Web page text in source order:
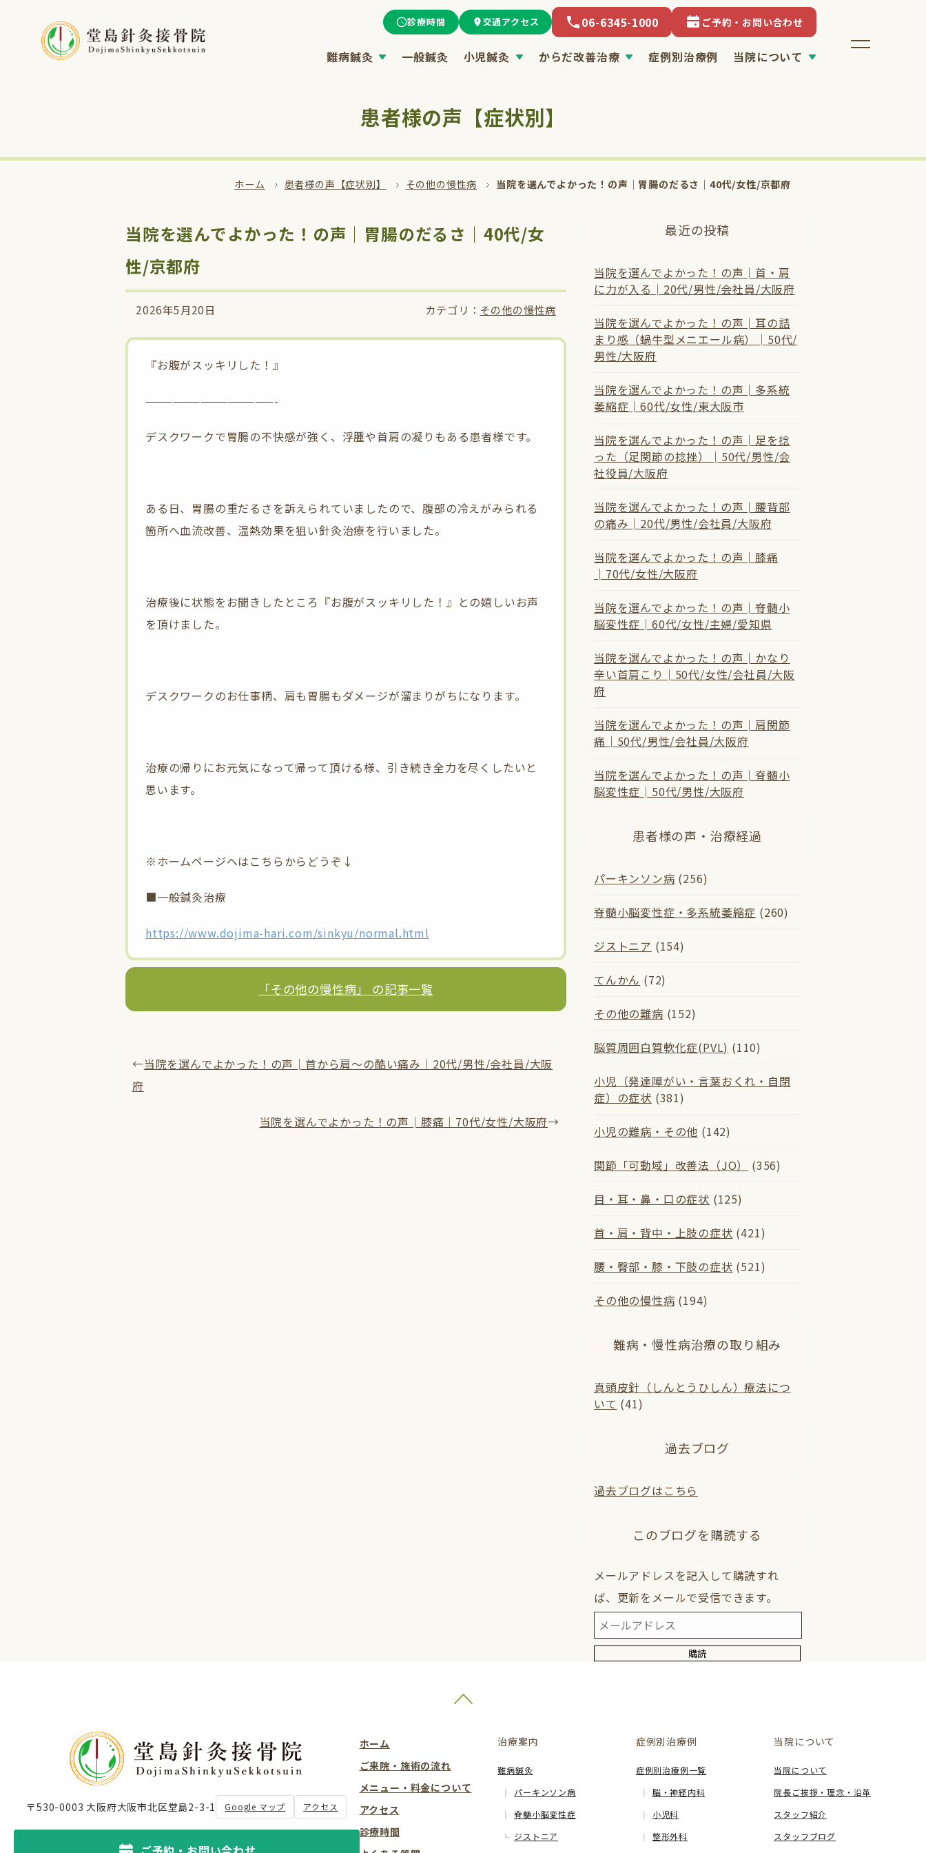
診療時間 交通アクセス 06-6345-1000 ご予約・お問い合わせ
難病鍼灸 一般鍼灸 小児鍼灸 からだ改善治療 症例別治療例 当院について
患者様の声【症状別】
ホーム 患者様の声【症状別】 その他の慢性病 当院を選んでよかった！の声│胃腸のだるさ｜40代/女性/京都府
当院を選んでよかった！の声│胃腸のだるさ｜40代/女
性/京都府
2026年5月20日 カテゴリ： その他の慢性病
『お腹がスッキリした！』
——————————————-
デスクワークで胃腸の不快感が強く、浮腫や首肩の凝りもある患者様です。
ある日、胃腸の重だるさを訴えられていましたので、腹部の冷えがみられる
箇所へ血流改善、温熱効果を狙い針灸治療を行いました。
治療後に状態をお聞きしたところ『お腹がスッキリした！』との嬉しいお声
を頂けました。
デスクワークのお仕事柄、肩も胃腸もダメージが溜まりがちになります。
治療の帰りにお元気になって帰って頂ける様、引き続き全力を尽くしたいと
思います。
※ホームページへはこちらからどうぞ↓
■一般鍼灸治療
https://www.dojima-hari.com/sinkyu/normal.html
「その他の慢性病」 の記事一覧
←当院を選んでよかった！の声│首から肩〜の酷い痛み｜20代/男性/会社員/大阪
府
当院を選んでよかった！の声│膝痛｜70代/女性/大阪府→
最近の投稿
当院を選んでよかった！の声│首・肩
に力が入る│20代/男性/会社員/大阪府
当院を選んでよかった！の声│耳の詰
まり感（蝸牛型メニエール病）│50代/
男性/大阪府
当院を選んでよかった！の声│多系統
萎縮症│60代/女性/東大阪市
当院を選んでよかった！の声│足を捻
った（足関節の捻挫）│50代/男性/会
社役員/大阪府
当院を選んでよかった！の声│腰背部
の痛み│20代/男性/会社員/大阪府
当院を選んでよかった！の声│膝痛
│70代/女性/大阪府
当院を選んでよかった！の声│脊髄小
脳変性症│60代/女性/主婦/愛知県
当院を選んでよかった！の声│かなり
辛い首肩こり│50代/女性/会社員/大阪
府
当院を選んでよかった！の声│肩関節
痛│50代/男性/会社員/大阪府
当院を選んでよかった！の声│脊髄小
脳変性症│50代/男性/大阪府
患者様の声・治療経過
パーキンソン病 (256)
脊髄小脳変性症・多系統萎縮症 (260)
ジストニア (154)
てんかん (72)
その他の難病 (152)
脳質周囲白質軟化症(PVL) (110)
小児（発達障がい・言葉おくれ・自閉
症）の症状 (381)
小児の難病・その他 (142)
関節「可動域」改善法（JO） (356)
目・耳・鼻・口の症状 (125)
首・肩・背中・上肢の症状 (421)
腰・臀部・膝・下肢の症状 (521)
その他の慢性病 (194)
難病・慢性病治療の取り組み
真頭皮針（しんとうひしん）療法につ
いて (41)
過去ブログ
過去ブログはこちら
このブログを購読する
メールアドレスを記入して購読すれ
ば、更新をメールで受信できます。
購読
〒530-0003 大阪府大阪市北区堂島2-3-1 Google マップ アクセス
ホーム
ご来院・施術の流れ
メニュー・料金について
アクセス
診療時間
治療案内
難病鍼灸
パーキンソン病
脊髄小脳変性症
ジストニア
症例別治療例
症例別治療例一覧
脳・神経内科
小児科
整形外科
当院について
当院について
院長ご挨拶・理念・沿革
スタッフ紹介
スタッフブログ